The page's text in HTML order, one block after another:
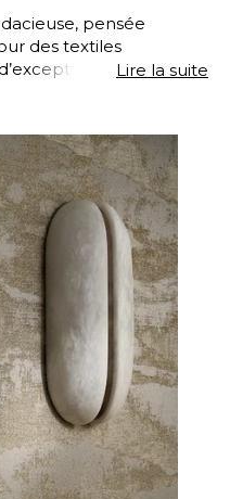
pensée
des textiles
issues des
et de lumière.
travaillés à la main,
dorées et jacquards
savoir-faire d’exception
vibrants et les
mur, tandis que fonds
et lins nobles
Lire la suite